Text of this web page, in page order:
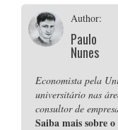
Author:
Paulo
Nunes
Economista pela
universitário nas
consultor de
Saiba mais sobre